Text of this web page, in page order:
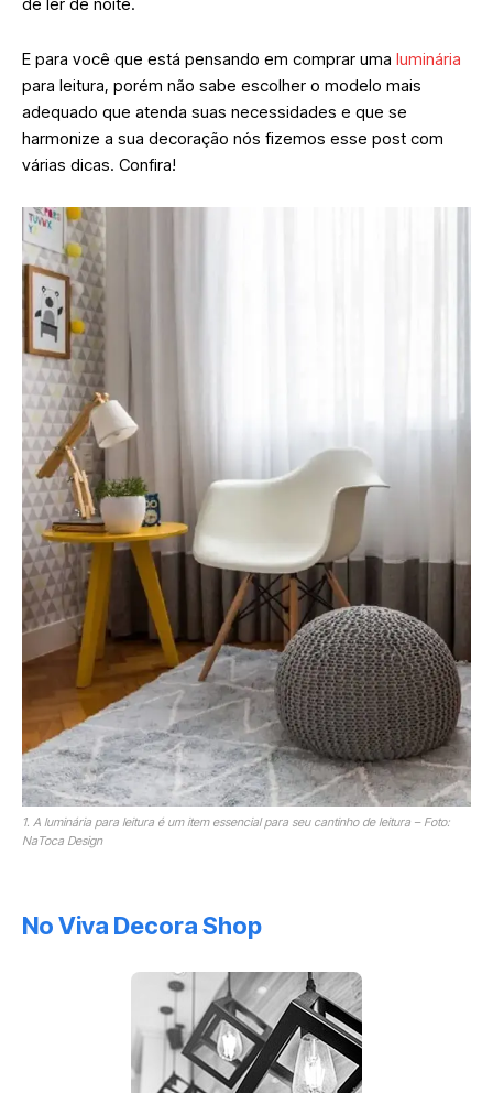
de ler de noite.
E para você que está pensando em comprar uma luminária
para leitura, porém não sabe escolher o modelo mais
adequado que atenda suas necessidades e que se
harmonize a sua decoração nós fizemos esse post com
várias dicas. Confira!
1. A luminária para leitura é um item essencial para seu cantinho de leitura – Foto:
NaToca Design
No Viva Decora Shop